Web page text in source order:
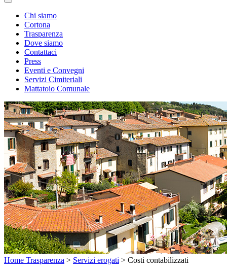
Toggle
navigationChi siamo
Cortona
Trasparenza
Dove siamo
Contattaci
Press
Eventi e Convegni
Servizi Cimiteriali
Mattatoio Comunale
Home Trasparenza > Servizi erogati > Costi contabilizzati